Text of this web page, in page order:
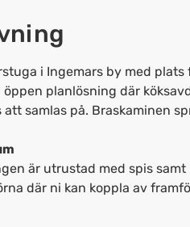
i Ingemars by med
planlösning där
samlas på. Braskaminen
är utrustad med spis
där ni kan koppla av